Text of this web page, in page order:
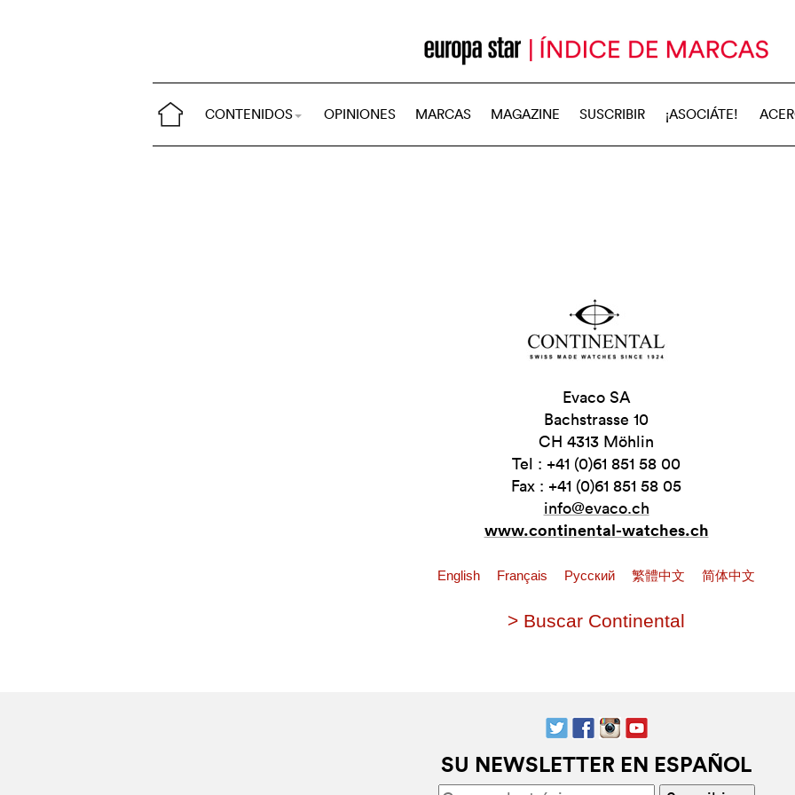
CONTENIDOS OPINIONES MARCAS MAGAZINE SUSCRIBIR ¡ASOCIÁTE!
Evaco SA
Bachstrasse 10
CH 4313 Möhlin
Tel : +41 (0)61 851 58 00
Fax : +41 (0)61 851 58 05
info@evaco.ch
www.continental-watches.ch
English Français Pусский 繁體中文 简体中文
> Buscar Continental
SU NEWSLETTER EN ESPAÑOL